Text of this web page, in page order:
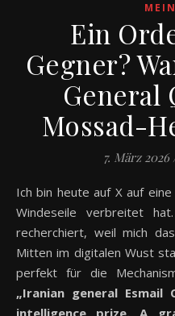
Ein
Gegner?
General
Mossad-
7. März 2026
Ich bin heute auf X auf eine Meldung gestoßen, die sich in
Windeseile verbreitet
recherchiert, weil mich
Mitten im digitalen Wust
perfekt für die
„Iranian general Esmail